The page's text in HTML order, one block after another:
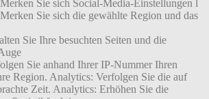
Sie sich Social-Media-Einstellungen l
Sie sich die gewählte Region und das
Sie Ihre besuchten Seiten und die
Sie anhand Ihrer IP-Nummer Ihren
Region. Analytics: Verfolgen Sie die auf
Zeit. Analytics: Erhöhen Sie die